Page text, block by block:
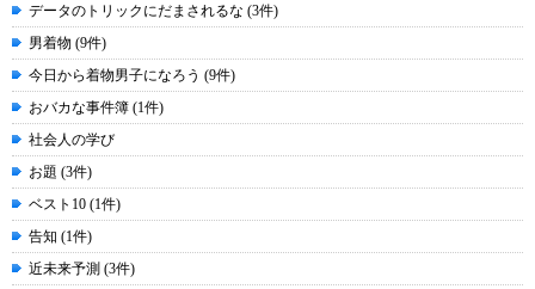
データのトリックにだまされるな (3件)
男着物 (9件)
今日から着物男子になろう (9件)
おバカな事件簿 (1件)
社会人の学び
お題 (3件)
ベスト10 (1件)
告知 (1件)
近未来予測 (3件)